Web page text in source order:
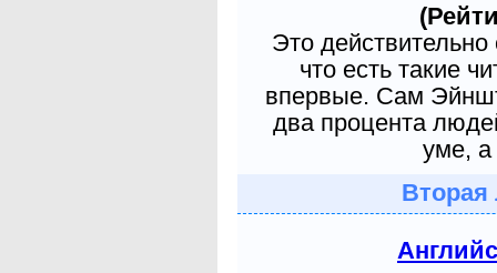
Это
что есть такие
впервые. Сам
два процента
уме, а
Вторая